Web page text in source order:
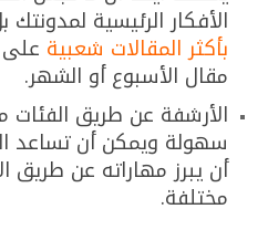
الأفكار الرئيسية
بأكثر المقالات شعبية على
مقال الأسبوع أو الشهر.
الأرشفة عن طريق الفئات
سهولة ويمكن أن تساعد
أن يبرز مهاراته عن طريق
مختلفة.